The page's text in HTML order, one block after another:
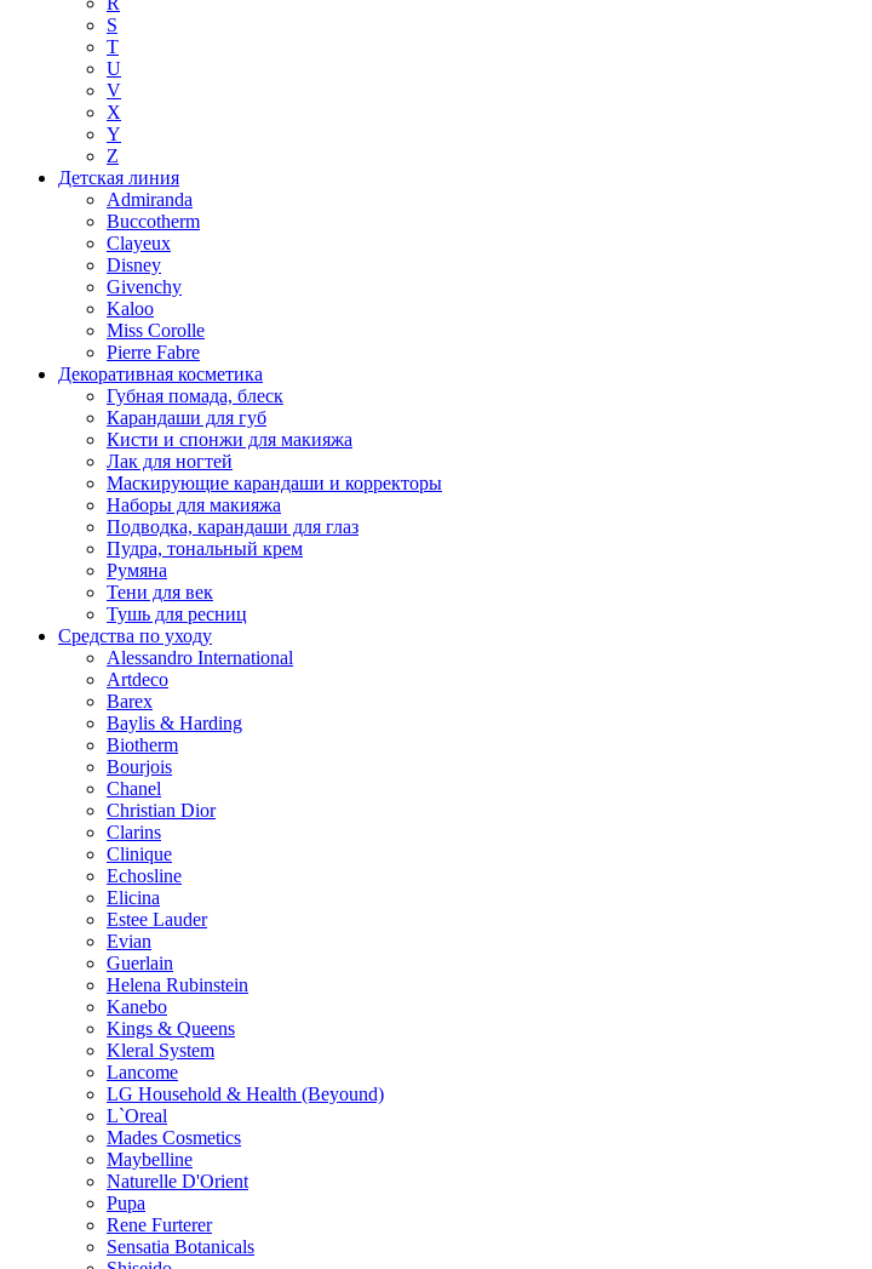
S
T
U
V
X
Y
Z
Детская линия
Admiranda
Buccotherm
Clayeux
Disney
Givenchy
Kaloo
Miss Corolle
Pierre Fabre
Декоративная косметика
Губная помада, блеск
Карандаши для губ
Кисти и спонжи для макияжа
Лак для ногтей
Маскирующие карандаши и корректоры
Наборы для макияжа
Подводка, карандаши для глаз
Пудра, тональный крем
Румяна
Тени для век
Тушь для ресниц
Средства по уходу
Alessandro International
Artdeco
Barex
Baylis & Harding
Biotherm
Bourjois
Chanel
Christian Dior
Clarins
Clinique
Echosline
Elicina
Estee Lauder
Evian
Guerlain
Helena Rubinstein
Kanebo
Kings & Queens
Kleral System
Lancome
LG Household & Health (Beyound)
L`Oreal
Mades Cosmetics
Maybelline
Naturelle D'Orient
Pupa
Rene Furterer
Sensatia Botanicals